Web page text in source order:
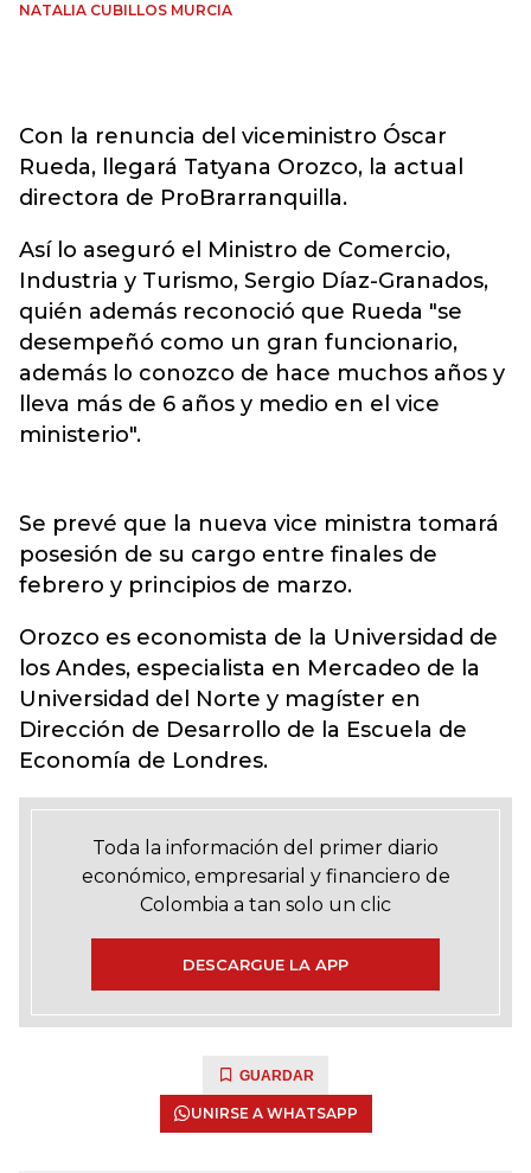
NATALIA CUBILLOS MURCIA
Con la renuncia del viceministro Óscar
Rueda, llegará Tatyana Orozco, la actual
directora de ProBrarranquilla.
Así lo aseguró el Ministro de Comercio,
Industria y Turismo, Sergio Díaz-Granados,
quién además reconoció que Rueda "se
desempeñó como un gran funcionario,
además lo conozco de hace muchos años y
lleva más de 6 años y medio en el vice
ministerio".
Se prevé que la nueva vice ministra tomará
posesión de su cargo entre finales de
febrero y principios de marzo.
Orozco es economista de la Universidad de
los Andes, especialista en Mercadeo de la
Universidad del Norte y magíster en
Dirección de Desarrollo de la Escuela de
Economía de Londres.
Toda la información del primer diario
económico, empresarial y financiero de
Colombia a tan solo un clic
DESCARGUE LA APP
GUARDAR
UNIRSE A WHATSAPP